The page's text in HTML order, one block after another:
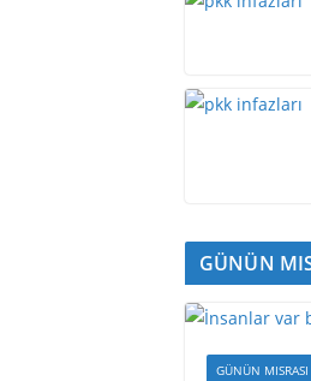
GÜNÜN
GÜNÜN MISRASI